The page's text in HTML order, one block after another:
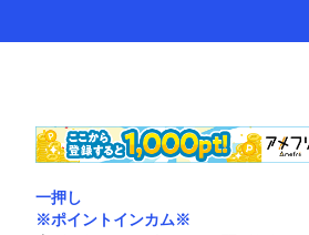
一押し
※ポイントインカム※